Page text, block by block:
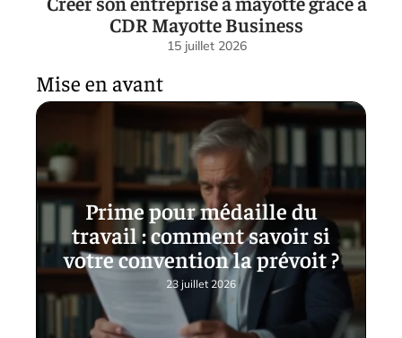
CDR Mayotte Business
15 juillet 2026
Mise en avant
Prime pour médaille du
travail : comment savoir si
votre convention la prévoit ?
23 juillet 2026